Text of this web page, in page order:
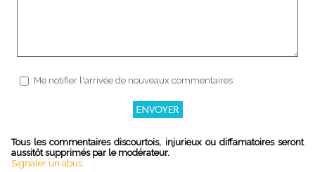
Me notifier l'arrivée de nouveaux commentaires
Tous les commentaires discourtois, injurieux ou diffamatoires seront
aussitôt supprimés par le modérateur.
Signaler un abus